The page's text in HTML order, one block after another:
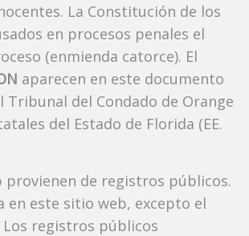
La Constitución de los
​​en procesos penales el
(enmienda catorce). El
aparecen en este documento
del Condado de Orange
del Estado de Florida (EE.
de registros públicos.
en este sitio web, excepto el
Los registros públicos